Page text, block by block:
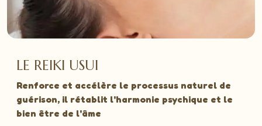
LE REIKI USUI
Renforce et accélère le processus naturel de
guérison, il rétablit l'harmonie psychique et le
bien être de l'âme